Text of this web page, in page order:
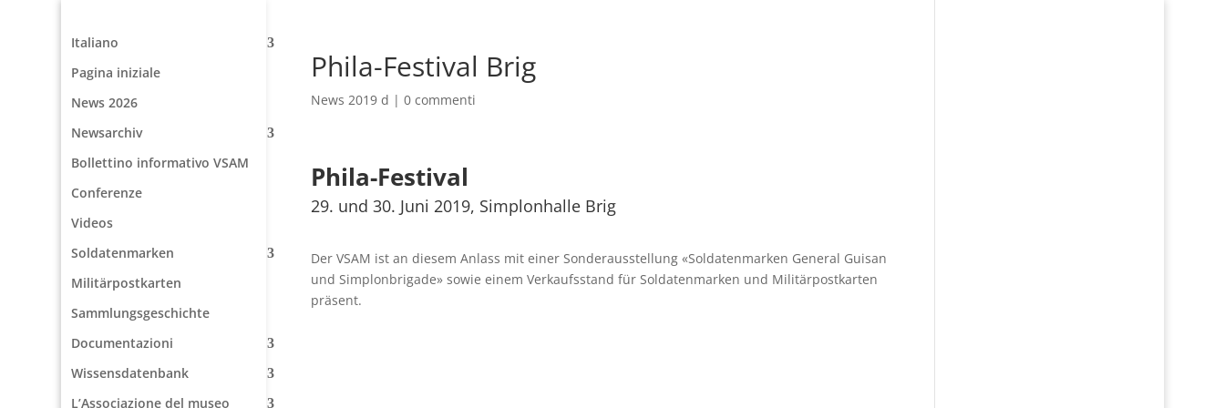
Italiano
Pagina iniziale
News 2026
Newsarchiv
Bollettino informativo VSAM
Conferenze
Videos
Soldatenmarken
Militärpostkarten
Sammlungsgeschichte
Documentazioni
Wissensdatenbank
L’Associazione del museo
Phila-Festival Brig
News 2019 d |0 commenti
Phila-Festival
29. und 30. Juni 2019, Simplonhalle Brig
Der VSAM ist an diesem Anlass mit einer Sonderausstellung «Soldatenmarken General Guisan
und Simplonbrigade» sowie einem Verkaufsstand für Soldatenmarken und Militärpostkarten
präsent.